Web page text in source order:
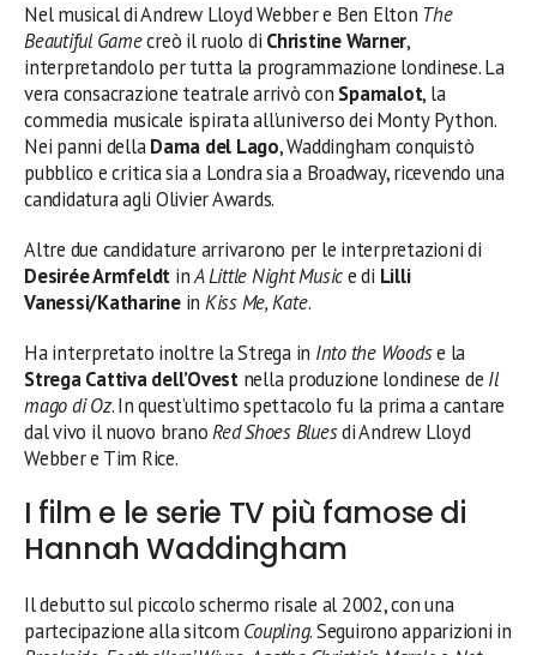
Nel musical di Andrew Lloyd Webber e Ben Elton The
Beautiful Gamecreò il ruolo di Christine Warner,
interpretandolo per tutta la programmazione londinese. La
vera consacrazione teatrale arrivò con Spamalot, la
commedia musicale ispirata all’universo dei Monty Python.
Nei panni dellaDama del Lago, Waddingham conquistò
pubblico e critica sia a Londra sia a Broadway, ricevendo una
candidatura agli Olivier Awards.
Altre due candidature arrivarono per le interpretazioni di
Desirée Armfeldt inA Little Night Musice di Lilli
Vanessi/Katharinein Kiss Me, Kate.
Ha interpretato inoltre la Strega in Into the Woodse la
Strega Cattiva dell’Ovestnella produzione londinese de Il
mago di Oz. In quest’ultimo spettacolo fu la prima a cantare
dal vivo il nuovo branoRed Shoes Bluesdi Andrew Lloyd
Webber e Tim Rice.
I film e le serie TV più famose di
Hannah Waddingham
Il debutto sul piccolo schermo risale al 2002, con una
partecipazione alla sitcom Coupling. Seguirono apparizioni in